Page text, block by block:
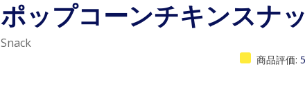
ポップコーンチキンスナ
Snack
商品評価: